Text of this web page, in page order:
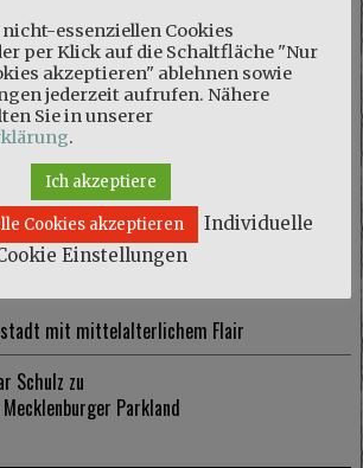
NEUESTE KOMMENTARE
Kösterbeck und eine kuriose Entdeckung
Kösterbeck und eine kuriose Entdeckung
mit mittelalterlichem Flair
mit mittelalterlichem Flair
Schulz zu
Parkland
essenziellen Cookies
per Klick auf die Schaltfläche "Nur
akzeptieren" ablehnen sowie
jederzeit aufrufen. Nähere
Sie in unserer
.
Ich akzeptiere
Cookies akzeptieren
Individuelle
Einstellungen